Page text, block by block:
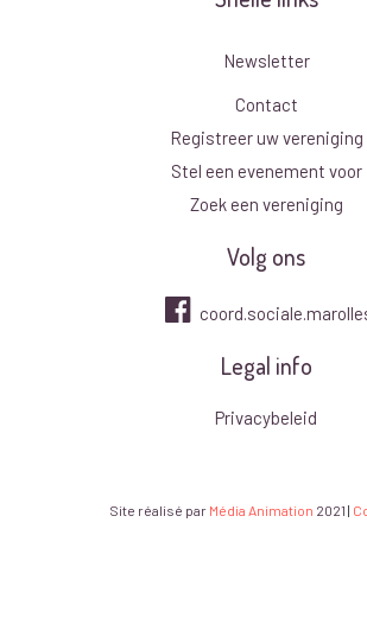
Newsletter
Contact
Registreer uw vereniging
Stel een evenement voor
Zoek een vereniging
Volg ons
Legal info
Privacybeleid
Site réalisé par Média Animation 2021 |